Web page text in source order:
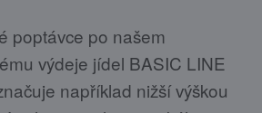
poptávce po našem
výdeje jídel BASIC LINE
například nižší výškou